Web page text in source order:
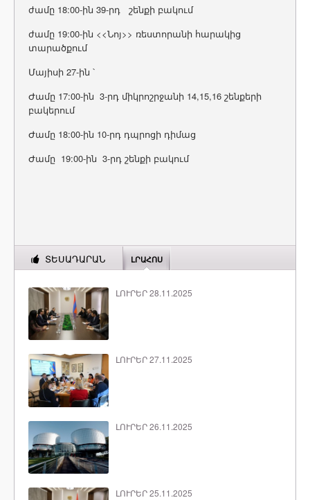
ժամը 18:00-ին 39-րդ շենքի բակում
ժամը 19:00-ին <<Նոյ>> ռեստորանի հարակից
տարածքում
Մայիսի 27-ին ՝
Ժամը 17:00-ին 3-րդ միկրոշրջանի 14,15,16 շենքերի
բակերում
Ժամը 18:00-ին 10-րդ դպրոցի դիմաց
Ժամը 19:00-ին 3-րդ շենքի բակում
ՏԵՍԱԴԱՐԱՆ ԼՐԱՀՈՍ
ԼՈՒՐԵՐ 28.11.2025
ԼՈՒՐԵՐ 27.11.2025
ԼՈՒՐԵՐ 26.11.2025
ԼՈՒՐԵՐ 25.11.2025